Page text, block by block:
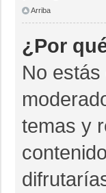
Arriba
¿Por
No
temas y